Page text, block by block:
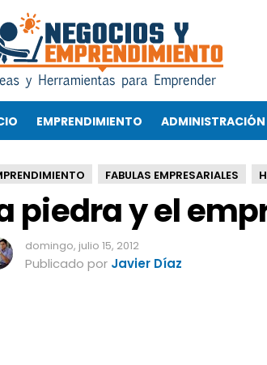
EMPRENDIMIENTO ADMINISTRACIÓN
FABULAS EMPRESARIALES
piedra y el
domingo, julio 15, 2012
Publicado por Javier Díaz